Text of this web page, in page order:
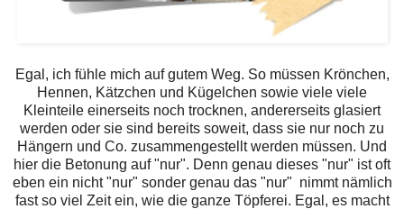
Egal, ich fühle mich auf gutem Weg. So müssen Krönchen,
Hennen, Kätzchen und Kügelchen sowie viele viele
Kleinteile einerseits noch trocknen, andererseits glasiert
werden oder sie sind bereits soweit, dass sie nur noch zu
Hängern und Co. zusammengestellt werden müssen. Und
hier die Betonung auf "nur". Denn genau dieses "nur" ist oft
eben ein nicht "nur" sonder genau das "nur" nimmt nämlich
fast so viel Zeit ein, wie die ganze Töpferei. Egal, es macht